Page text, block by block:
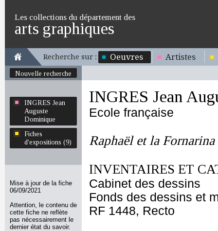
Les collections du département des
arts graphiques
Recherche sur : Oeuvres Artistes
Nouvelle recherche
INGRES Jean
Auguste
Dominique
Fiches
d'expositions (9)
Mise à jour de la fiche
06/09/2021
Attention, le contenu de
cette fiche ne reflète
pas nécessairement le
dernier état du savoir.
INGRES Jean
Ecole française
Raphaël et la Fornarina
INVENTAIRES ET
Cabinet des dessins
Fonds des dessins et
RF 1448, Recto